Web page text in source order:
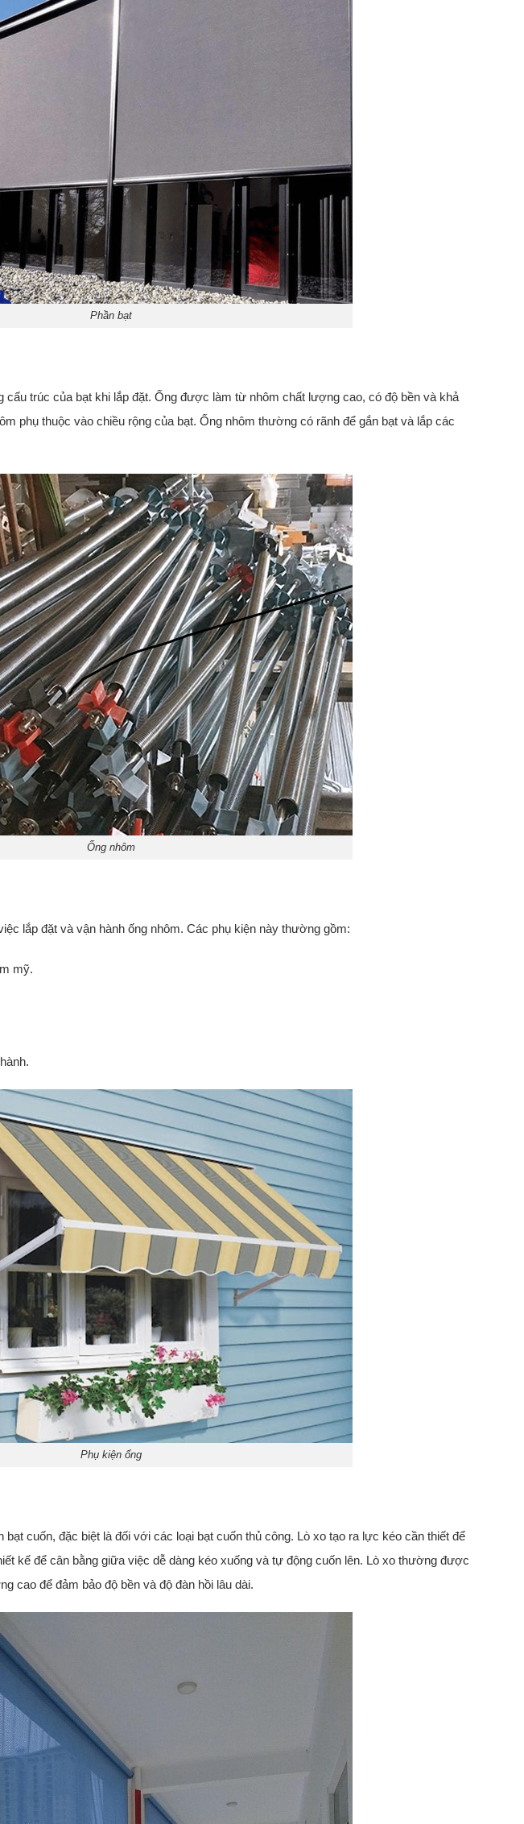
Phần bạt
cấu trúc của bạt khi lắp đặt. Ống được làm từ nhôm chất lượng cao, có độ bền và khả
phụ thuộc vào chiều rộng của bạt. Ống nhôm thường có rãnh để gắn bạt và lắp các
Ống nhôm
lắp đặt và vận hành ống nhôm. Các phụ kiện này thường gồm:
mỹ.
Phụ kiện ống
bạt cuốn, đặc biệt là đối với các loại bạt cuốn thủ công. Lò xo tạo ra lực kéo cần thiết để
kế để cân bằng giữa việc dễ dàng kéo xuống và tự động cuốn lên. Lò xo thường được
cao để đảm bảo độ bền và độ đàn hồi lâu dài.